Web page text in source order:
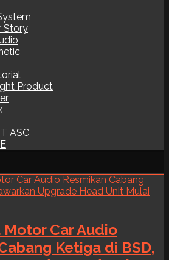
Story
Product
ASC
Motor Car Audio
Ketiga di BSD,